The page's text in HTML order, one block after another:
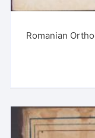
Romanian